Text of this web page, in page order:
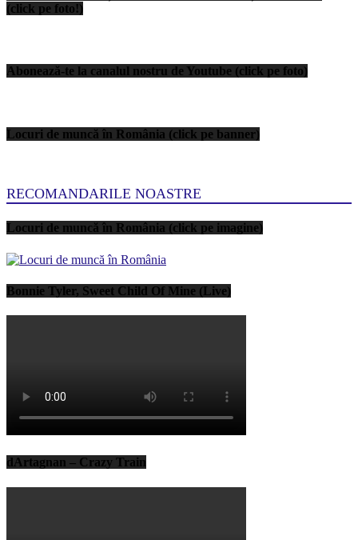
(click pe foto!)
Abonează-te la canalul nostru de Youtube (click pe foto)
Locuri de muncă în România (click pe banner)
RECOMANDARILE NOASTRE
Locuri de muncă în România (click pe imagine)
Bonnie Tyler, Sweet Child Of Mine (Live)
dArtagnan – Crazy Train